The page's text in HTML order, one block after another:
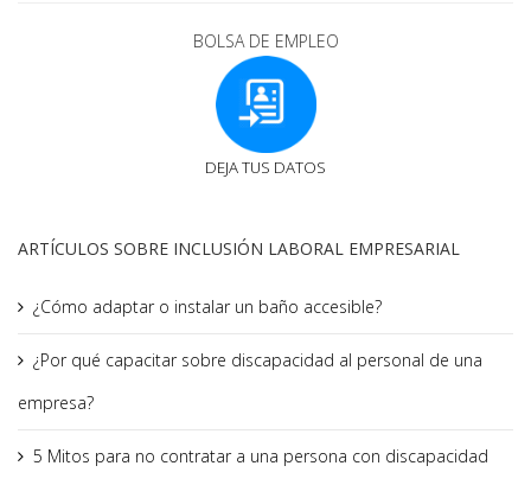
BOLSA DE EMPLEO
DEJA TUS DATOS
ARTÍCULOS SOBRE INCLUSIÓN LABORAL EMPRESARIAL
¿Cómo adaptar o instalar un baño accesible?
¿Por qué capacitar sobre discapacidad al personal de una
empresa?
5 Mitos para no contratar a una persona con discapacidad